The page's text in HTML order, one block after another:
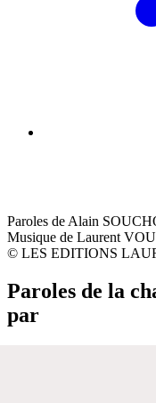
Paroles de Alain
Musique de Laurent
© LES EDITIONS
Paroles de la
par